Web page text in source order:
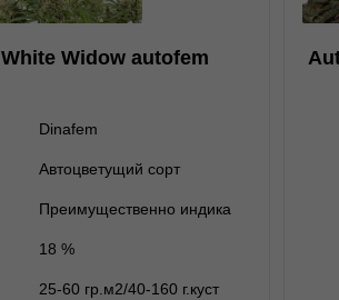
White Widow autofem
Dinafem
Автоцветущий сорт
Преимущественно индика
18 %
25-60 гр.м2/40-160 г.куст
В корзину